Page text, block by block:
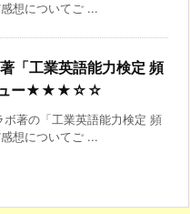
想についてご ...
「工業英語能力検定 頻
ュー★★★☆☆
著の「工業英語能力検定 頻
想についてご ...